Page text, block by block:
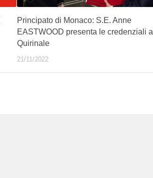
Principato di Monaco: S.E. Anne
EASTWOOD presenta le credenziali al
Quirinale
21/11/2022